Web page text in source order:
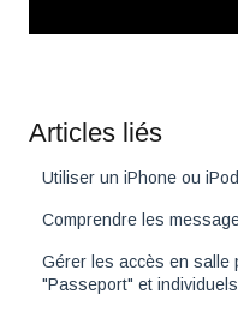
Articles liés
Utiliser un iPhone ou
Comprendre les
Gérer les accès en salle
"Passeport" et individuels